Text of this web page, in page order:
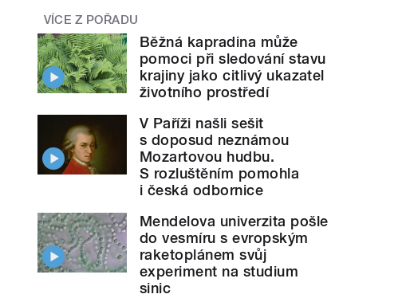
VÍCE Z POŘADU
Běžná kapradina může
pomoci při sledování stavu
krajiny jako citlivý ukazatel
životního prostředí
V Paříži našli sešit
s doposud neznámou
Mozartovou hudbu.
S rozluštěním pomohla
i česká odbornice
Mendelova univerzita pošle
do vesmíru s evropským
raketoplánem svůj
experiment na studium
sinic